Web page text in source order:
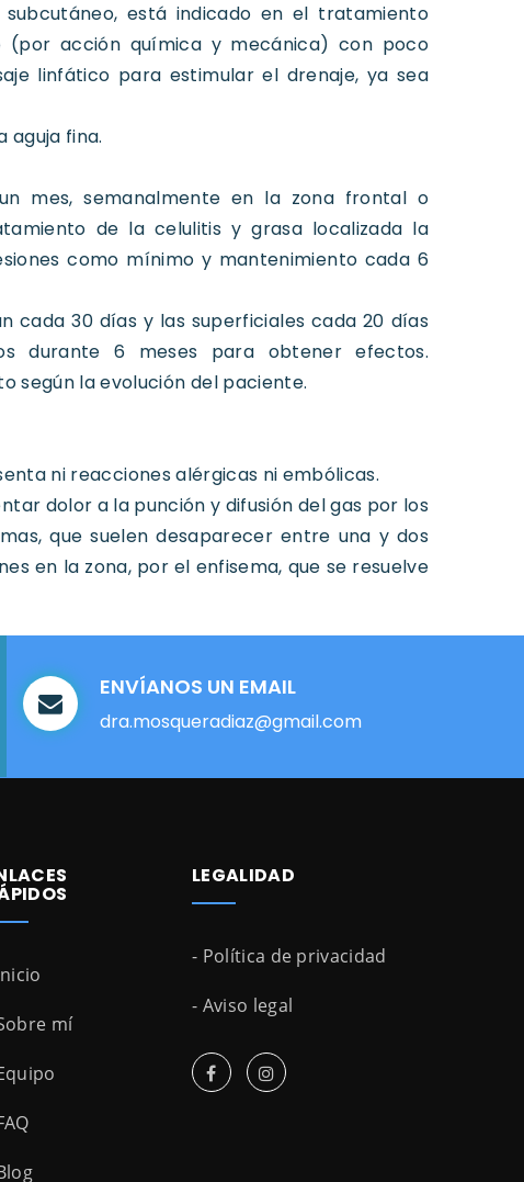
está indicado en el tratamiento
acción química y mecánica) con poco
linfático para estimular el drenaje, ya sea
aguja fina.
mes, semanalmente en la zona frontal o
de la celulitis y grasa localizada la
como mínimo y mantenimiento cada 6
cada 30 días y las superficiales cada 20 días
durante 6 meses para obtener efectos.
según la evolución del paciente.
ni reacciones alérgicas ni embólicas.
dolor a la punción y difusión del gas por los
que suelen desaparecer entre una y dos
en la zona, por el enfisema, que se resuelve
ENVÍANOS UN EMAIL
dra.mosqueradiaz@gmail.com
mí
LEGALIDAD
- Política de privacidad
- Aviso legal